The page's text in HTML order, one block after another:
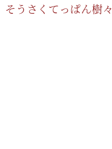
そうさくてっぱん樹々